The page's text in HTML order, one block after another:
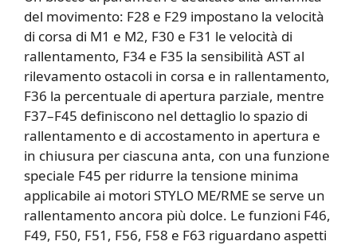
del movimento: F28 e F29 impostano la velocità
di corsa di M1 e M2, F30 e F31 le velocità di
rallentamento, F34 e F35 la sensibilità AST al
rilevamento ostacoli in corsa e in rallentamento,
F36 la percentuale di apertura parziale, mentre
F37–F45 definiscono nel dettaglio lo spazio di
rallentamento e di accostamento in apertura e
in chiusura per ciascuna anta, con una funzione
speciale F45 per ridurre la tensione minima
applicabile ai motori STYLO ME/RME se serve un
rallentamento ancora più dolce. Le funzioni F46,
F49, F50, F51, F56, F58 e F63 riguardano aspetti